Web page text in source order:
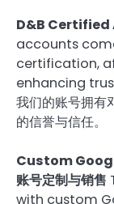
D&B Certified
accounts
certification,
enhancing
我们的账号拥有
的信誉与信任。
Custom
账号定制与销售
with custom